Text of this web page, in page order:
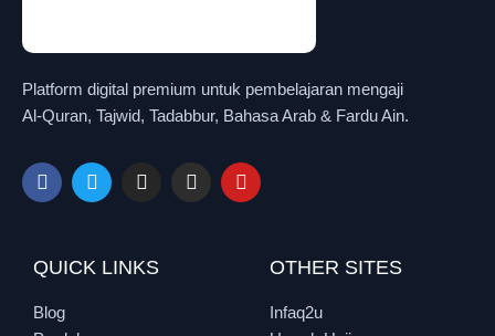
Platform digital premium untuk pembelajaran mengaji
Al-Quran, Tajwid, Tadabbur, Bahasa Arab & Fardu Ain.
QUICK LINKS
Blog
OTHER SITES
Infaq2u